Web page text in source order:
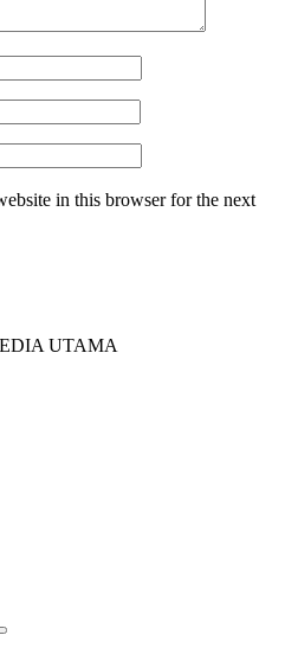
in this browser for the next
UTAMA